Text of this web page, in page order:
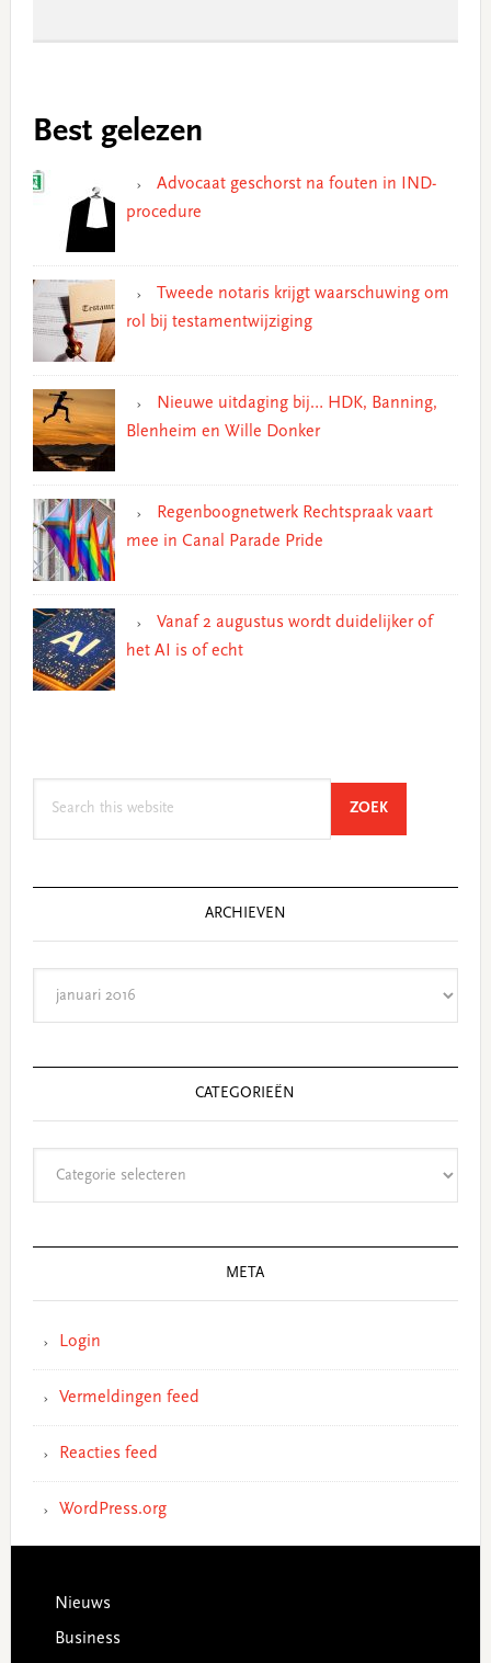
Best gelezen
Advocaat geschorst na fouten in IND-
procedure
Tweede notaris krijgt waarschuwing om
rol bij testamentwijziging
Nieuwe uitdaging bij… HDK, Banning,
Blenheim en Wille Donker
Regenboognetwerk Rechtspraak vaart
mee in Canal Parade Pride
Vanaf 2 augustus wordt duidelijker of
het AI is of echt
ZOEKSEARCH
ARCHIEVEN
CATEGORIEËN
META
Login
Vermeldingen feed
Reacties feed
WordPress.org
Footer
Nieuws
Business